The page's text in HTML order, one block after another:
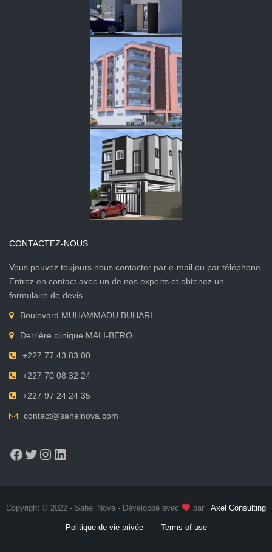
CONTACTEZ-NOUS
Vous pouvez toujours nous contacter par e-mail ou par téléphone.
Entrez en contact avec un de nos experts et obtenez un
formulaire de devis.
Boulevard MUHAMMADU BUHARI
Derrière clinique MALI-BERO
+227 77 43 83 00
+227 70 08 32 24
+227 97 24 24 35
contact@sahelnova.com
Facebook
Twitter
Instagram
LinkedIn
Copyright © 2022 - Sahel Nova - Développé avec par Axel Consulting
Politique de vie privée Terms of use